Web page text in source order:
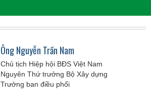
Ông Nguyễn Trần Nam
Chủ tịch Hiệp hội BĐS Việt Nam
Nguyên Thứ trưởng Bộ Xây dựng
Trưởng ban điều phối